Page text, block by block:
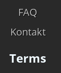
FAQ
Kontakt
Terms